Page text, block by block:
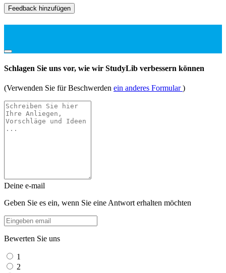
Feedback hinzufügen
Schlagen Sie uns vor, wie wir StudyLib verbessern können
(Verwenden Sie für Beschwerden ein anderes Formular)
Deine e-mail
Geben Sie es ein, wenn Sie eine Antwort erhalten möchten
Bewerten Sie uns
1
2